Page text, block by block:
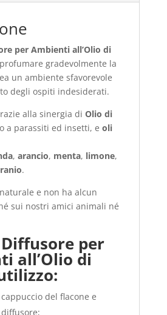
per Ambienti all’Olio di
gradevolmente la
un ambiente sfavorevole
degli ospiti indesiderati.
alla sinergia di Olio di
a parassiti ed insetti, e oli
, arancio, menta, limone,
.
e non ha alcun
sui nostri amici animali né
per
all’Olio di
del flacone e